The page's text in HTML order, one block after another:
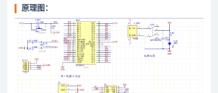
原理图：